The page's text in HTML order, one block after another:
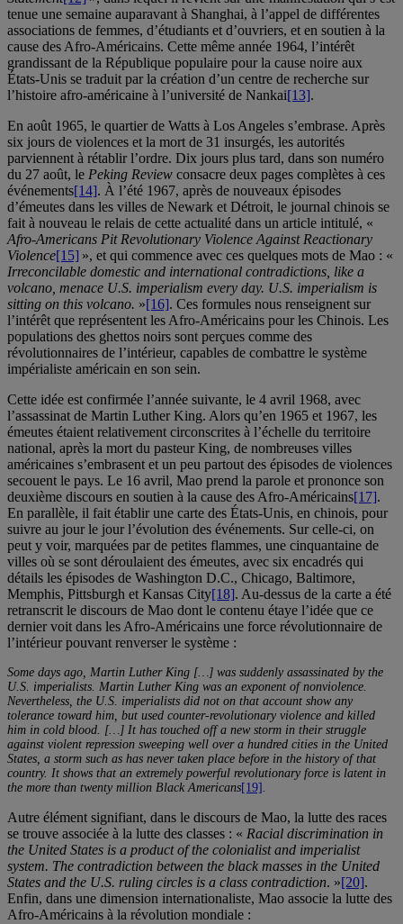
tenue une semaine auparavant à Shanghai, à l’appel de différentes
associations de femmes, d’étudiants et d’ouvriers, et en soutien à la
cause des Afro-Américains. Cette même année 1964, l’intérêt
grandissant de la République populaire pour la cause noire aux
États-Unis se traduit par la création d’un centre de recherche sur
l’histoire afro-américaine à l’université de Nankai[13].
En août 1965, le quartier de Watts à Los Angeles s’embrase. Après
six jours de violences et la mort de 31 insurgés, les autorités
parviennent à rétablir l’ordre. Dix jours plus tard, dans son numéro
du 27 août, le Peking Review consacre deux pages complètes à ces
événements[14]. À l’été 1967, après de nouveaux épisodes
d’émeutes dans les villes de Newark et Détroit, le journal chinois se
fait à nouveau le relais de cette actualité dans un article intitulé, «
Afro-Americans Pit Revolutionary Violence Against Reactionary
Violence[15] », et qui commence avec ces quelques mots de Mao : «
Irreconcilable domestic and international contradictions, like a
volcano, menace U.S. imperialism every day. U.S. imperialism is
sitting on this volcano. »[16]. Ces formules nous renseignent sur
l’intérêt que représentent les Afro-Américains pour les Chinois. Les
populations des ghettos noirs sont perçues comme des
révolutionnaires de l’intérieur, capables de combattre le système
impérialiste américain en son sein.
Cette idée est confirmée l’année suivante, le 4 avril 1968, avec
l’assassinat de Martin Luther King. Alors qu’en 1965 et 1967, les
émeutes étaient relativement circonscrites à l’échelle du territoire
national, après la mort du pasteur King, de nombreuses villes
américaines s’embrasent et un peu partout des épisodes de violences
secouent le pays. Le 16 avril, Mao prend la parole et prononce son
deuxième discours en soutien à la cause des Afro-Américains[17].
En parallèle, il fait établir une carte des États-Unis, en chinois, pour
suivre au jour le jour l’évolution des événements. Sur celle-ci, on
peut y voir, marquées par de petites flammes, une cinquantaine de
villes où se sont déroulaient des émeutes, avec six encadrés qui
détails les épisodes de Washington D.C., Chicago, Baltimore,
Memphis, Pittsburgh et Kansas City[18]. Au-dessus de la carte a été
retranscrit le discours de Mao dont le contenu étaye l’idée que ce
dernier voit dans les Afro-Américains une force révolutionnaire de
l’intérieur pouvant renverser le système :
Some days ago, Martin Luther King […] was suddenly assassinated by the
U.S. imperialists. Martin Luther King was an exponent of nonviolence.
Nevertheless, the U.S. imperialists did not on that account show any
tolerance toward him, but used counter-revolutionary violence and killed
him in cold blood. […] It has touched off a new storm in their struggle
against violent repression sweeping well over a hundred cities in the United
States, a storm such as has never taken place before in the history of that
country. It shows that an extremely powerful revolutionary force is latent in
the more than twenty million Black Americans[19].
Autre élément signifiant, dans le discours de Mao, la lutte des races
se trouve associée à la lutte des classes : « Racial discrimination in
the United States is a product of the colonialist and imperialist
system. The contradiction between the black masses in the United
States and the U.S. ruling circles is a class contradiction. »[20].
Enfin, dans une dimension internationaliste, Mao associe la lutte des
Afro-Américains à la révolution mondiale :